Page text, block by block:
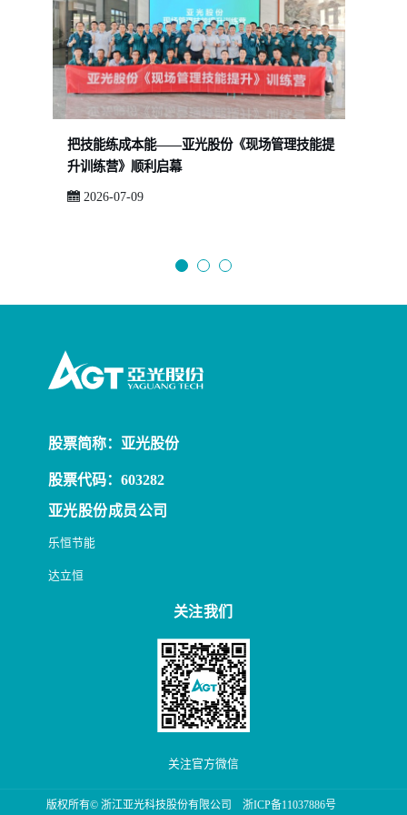
把技能练成本能——亚光股份《现场管理技能提
升训练营》顺利启幕
2026-07-09
股票简称：亚光股份
股票代码：603282
亚光股份成员公司
乐恒节能
达立恒
关注我们
关注官方微信
版权所有© 浙江亚光科技股份有限公司 浙ICP备11037886号